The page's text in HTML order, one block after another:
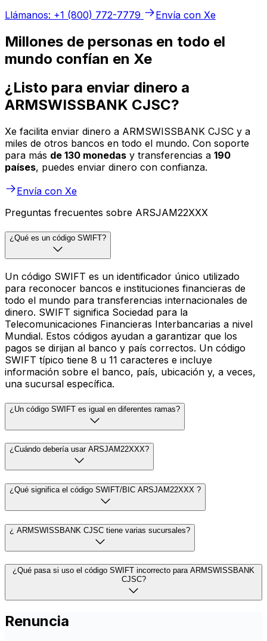
Llámanos: +1 (800) 772-7779
Envía con Xe
Millones de personas en todo el
mundo confían en Xe
¿Listo para enviar dinero a
ARMSWISSBANK CJSC?
Xe facilita enviar dinero a ARMSWISSBANK CJSC y a
miles de otros bancos en todo el mundo. Con soporte
para más de 130 monedas y transferencias a 190
países, puedes enviar dinero con confianza.
Envía con Xe
Preguntas frecuentes sobre ARSJAM22XXX
¿Qué es un código SWIFT?
Un código SWIFT es un identificador único utilizado
para reconocer bancos e instituciones financieras de
todo el mundo para transferencias internacionales de
dinero. SWIFT significa Sociedad para la
Telecomunicaciones Financieras Interbancarias a nivel
Mundial. Estos códigos ayudan a garantizar que los
pagos se dirijan al banco y país correctos. Un código
SWIFT típico tiene 8 u 11 caracteres e incluye
información sobre el banco, país, ubicación y, a veces,
una sucursal específica.
¿Un código SWIFT es igual en diferentes ramas?
¿Cuándo debería usar ARSJAM22XXX?
¿Qué significa el código SWIFT/BIC ARSJAM22XXX ?
¿ ARMSWISSBANK CJSC tiene varias sucursales?
¿Qué pasa si uso el código SWIFT incorrecto para ARMSWISSBANK
CJSC?
Renuncia